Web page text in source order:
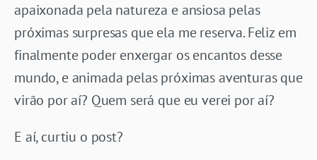
apaixonada pela natureza e ansiosa pelas
próximas surpresas que ela me reserva. Feliz em
finalmente poder enxergar os encantos desse
mundo, e animada pelas próximas aventuras que
virão por aí? Quem será que eu verei por aí?
E aí, curtiu o post?